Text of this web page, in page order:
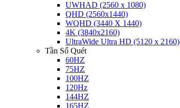
UWHAD (2560 x 1080)
QHD (2560x1440)
WQHD (3440 X 1440)
4K (3840x2160)
UltraWide Ultra HD (5120 x 2160)
Tần Số Quét
60HZ
75HZ
100HZ
120Hz
144HZ
165HZ